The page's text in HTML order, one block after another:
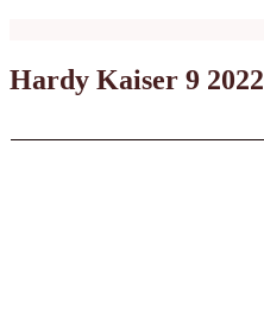
Hardy Kaiser 9 2022